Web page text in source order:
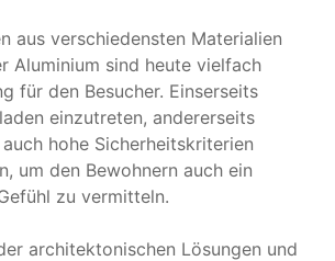
aus verschiedensten Materialien
Aluminium sind heute vielfach
für den Besucher. Einserseits
einzutreten, andererseits
hohe Sicherheitskriterien
um den Bewohnern auch ein
zu vermitteln.
architektonischen Lösungen und